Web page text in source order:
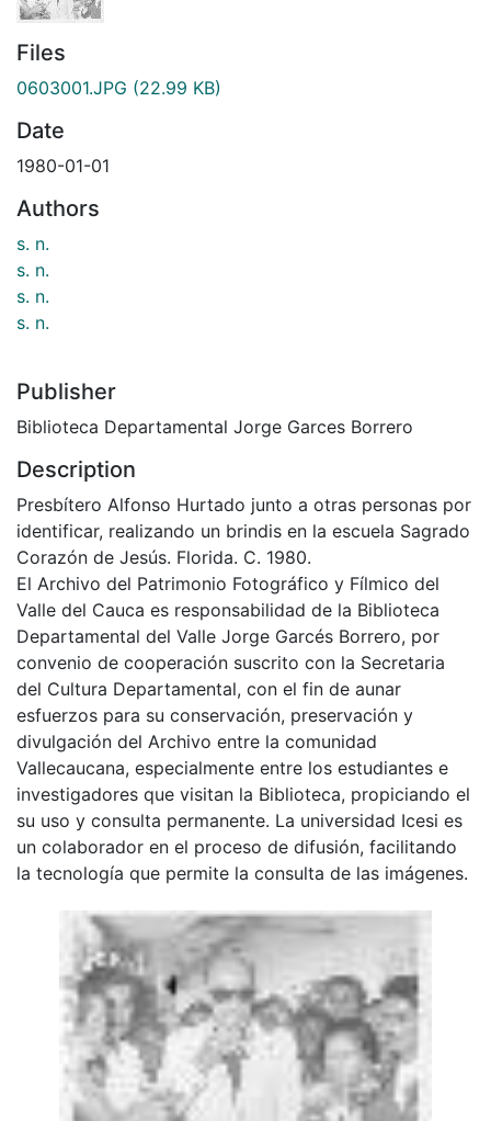
Files
0603001.JPG (22.99 KB)
Date
1980-01-01
Authors
s. n.
s. n.
s. n.
s. n.
Publisher
Biblioteca Departamental Jorge Garces Borrero
Description
Presbítero Alfonso Hurtado junto a otras personas por
identificar, realizando un brindis en la escuela Sagrado
Corazón de Jesús. Florida. C. 1980.
El Archivo del Patrimonio Fotográfico y Fílmico del
Valle del Cauca es responsabilidad de la Biblioteca
Departamental del Valle Jorge Garcés Borrero, por
convenio de cooperación suscrito con la Secretaria
del Cultura Departamental, con el fin de aunar
esfuerzos para su conservación, preservación y
divulgación del Archivo entre la comunidad
Vallecaucana, especialmente entre los estudiantes e
investigadores que visitan la Biblioteca, propiciando el
su uso y consulta permanente. La universidad Icesi es
un colaborador en el proceso de difusión, facilitando
la tecnología que permite la consulta de las imágenes.